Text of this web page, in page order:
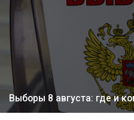
Выборы 8 августа: где и